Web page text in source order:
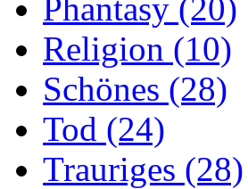
Phantasy (20)
Religion (10)
Schönes (28)
Tod (24)
Trauriges (28)